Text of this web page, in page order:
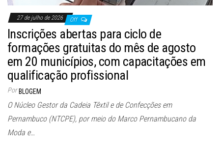
27 de julho de 2026 Off
Inscrições abertas para ciclo de
formações gratuitas do mês de agosto
em 20 municípios, com capacitações em
qualificação profissional
Por BLOGEM
O Núcleo Gestor da Cadeia Têxtil e de Confecções em
Pernambuco (NTCPE), por meio do Marco Pernambucano da
Moda e…